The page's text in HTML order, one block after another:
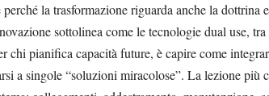
la trasformazione riguarda anche la dottrina
sottolinea come le tecnologie dual use,
pianifica capacità future, è capire come
a singole “soluzioni miracolose”. La lezione più